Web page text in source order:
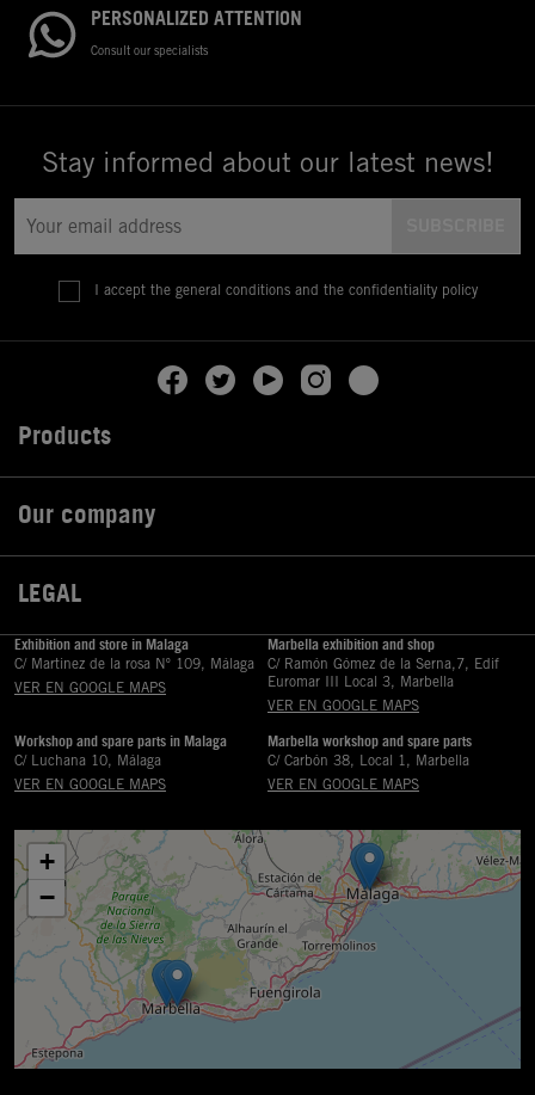
PERSONALIZED ATTENTION
Consult our specialists
Stay informed about our latest news!
I accept the general conditions and the confidentiality policy
Products
Our company
LEGAL
Exhibition and store in Malaga
C/ Martinez de la rosa Nº 109, Málaga
VER EN GOOGLE MAPS
Marbella exhibition and shop
C/ Ramón Gómez de la Serna,7, Edif
Euromar III Local 3, Marbella
VER EN GOOGLE MAPS
Workshop and spare parts in Malaga
C/ Luchana 10, Málaga
VER EN GOOGLE MAPS
Marbella workshop and spare parts
C/ Carbón 38, Local 1, Marbella
VER EN GOOGLE MAPS
+
−